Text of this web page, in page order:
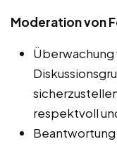
Moderation von
respektvoll
Beantwortung